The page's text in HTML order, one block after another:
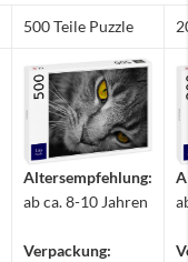
500 Teile Puzzle
Altersempfehlung:
ab ca. 8-10 Jahren
Verpackung: